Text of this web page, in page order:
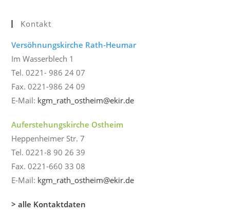
Kontakt
Versöhnungskirche Rath-Heumar
Im Wasserblech 1
Tel. 0221- 986 24 07
Fax. 0221-986 24 09
E-Mail: kgm_rath_ostheim@ekir.de
Auferstehungskirche Ostheim
Heppenheimer Str. 7
Tel. 0221-8 90 26 39
Fax. 0221-660 33 08
E-Mail: kgm_rath_ostheim@ekir.de
> alle Kontaktdaten